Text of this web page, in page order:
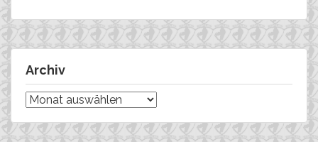
Archiv
Archiv